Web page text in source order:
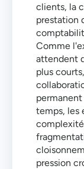
clients, la
prestation
Comme
attendent
plus
temps, les
pression